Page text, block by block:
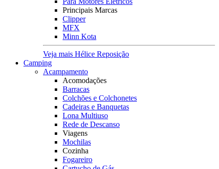
Principais Marcas
Clipper
MFX
Minn Kota
Veja mais Hélice Reposição
Camping
Acampamento
Acomodações
Barracas
Colchões e Colchonetes
Cadeiras e Banquetas
Lona Multiuso
Rede de Descanso
Viagens
Mochilas
Cozinha
Fogareiro